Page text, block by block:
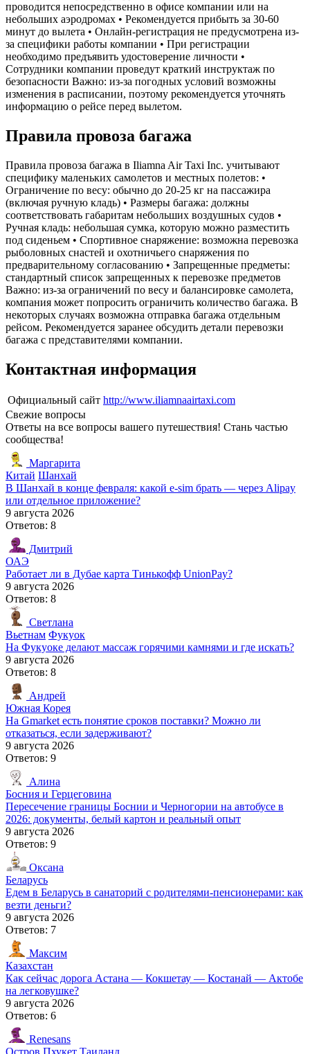
проводится непосредственно в офисе компании или на
небольших аэродромах • Рекомендуется прибыть за 30-60
минут до вылета • Онлайн-регистрация не предусмотрена из-
за специфики работы компании • При регистрации
необходимо предъявить удостоверение личности •
Сотрудники компании проведут краткий инструктаж по
безопасности Важно: из-за погодных условий возможны
изменения в расписании, поэтому рекомендуется уточнять
информацию о рейсе перед вылетом.
Правила провоза багажа
Правила провоза багажа в Iliamna Air Taxi Inc. учитывают
специфику маленьких самолетов и местных полетов: •
Ограничение по весу: обычно до 20-25 кг на пассажира
(включая ручную кладь) • Размеры багажа: должны
соответствовать габаритам небольших воздушных судов •
Ручная кладь: небольшая сумка, которую можно разместить
под сиденьем • Спортивное снаряжение: возможна перевозка
рыболовных снастей и охотничьего снаряжения по
предварительному согласованию • Запрещенные предметы:
стандартный список запрещенных к перевозке предметов
Важно: из-за ограничений по весу и балансировке самолета,
компания может попросить ограничить количество багажа. В
некоторых случаях возможна отправка багажа отдельным
рейсом. Рекомендуется заранее обсудить детали перевозки
багажа с представителями компании.
Контактная информация
Официальный сайт http://www.iliamnaairtaxi.com
Свежие вопросы
Ответы на все вопросы вашего путешествия! Стань частью
сообщества!
Маргарита
Китай Шанхай
В Шанхай в конце февраля: какой e-sim брать — через Alipay
или отдельное приложение?
9 августа 2026
Ответов: 8
Дмитрий
ОАЭ
Работает ли в Дубае карта Тинькофф UnionPay?
9 августа 2026
Ответов: 8
Светлана
Вьетнам Фукуок
На Фукуоке делают массаж горячими камнями и где искать?
9 августа 2026
Ответов: 8
Андрей
Южная Корея
На Gmarket есть понятие сроков поставки? Можно ли
отказаться, если задерживают?
9 августа 2026
Ответов: 9
Алина
Босния и Герцеговина
Пересечение границы Боснии и Черногории на автобусе в
2026: документы, белый картон и реальный опыт
9 августа 2026
Ответов: 9
Оксана
Беларусь
Едем в Беларусь в санаторий с родителями-пенсионерами: как
везти деньги?
9 августа 2026
Ответов: 7
Максим
Казахстан
Как сейчас дорога Астана — Кокшетау — Костанай — Актобе
на легковушке?
9 августа 2026
Ответов: 6
Renesans